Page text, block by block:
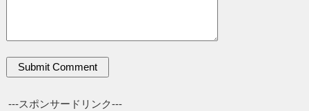
---スポンサードリンク---